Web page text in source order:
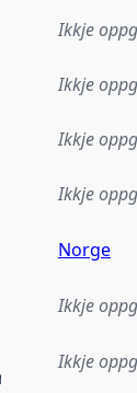
Ikkje
Ikkje
Ikkje
Ikkje
Norge
Ikkje
Ikkje